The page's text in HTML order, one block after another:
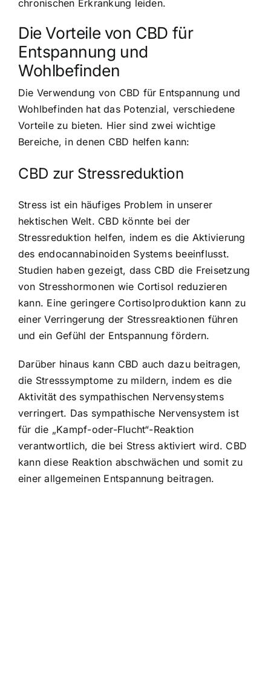
chronischen Erkrankung leiden.
Die Vorteile von CBD für
Entspannung und
Wohlbefinden
Die Verwendung von CBD für Entspannung und
Wohlbefinden hat das Potenzial, verschiedene
Vorteile zu bieten. Hier sind zwei wichtige
Bereiche, in denen CBD helfen kann:
CBD zur Stressreduktion
Stress ist ein häufiges Problem in unserer
hektischen Welt. CBD könnte bei der
Stressreduktion helfen, indem es die Aktivierung
des endocannabinoiden Systems beeinflusst.
Studien haben gezeigt, dass CBD die Freisetzung
von Stresshormonen wie Cortisol reduzieren
kann. Eine geringere Cortisolproduktion kann zu
einer Verringerung der Stressreaktionen führen
und ein Gefühl der Entspannung fördern.
Darüber hinaus kann CBD auch dazu beitragen,
die Stresssymptome zu mildern, indem es die
Aktivität des sympathischen Nervensystems
verringert. Das sympathische Nervensystem ist
für die „Kampf-oder-Flucht“-Reaktion
verantwortlich, die bei Stress aktiviert wird. CBD
kann diese Reaktion abschwächen und somit zu
einer allgemeinen Entspannung beitragen.